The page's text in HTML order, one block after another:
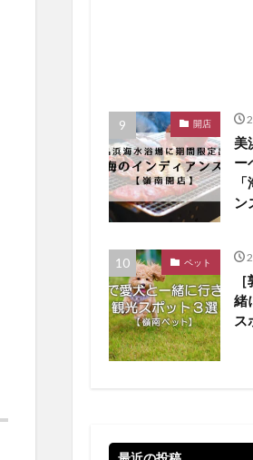
開店
美
ー
ン
ペット
緒
ス